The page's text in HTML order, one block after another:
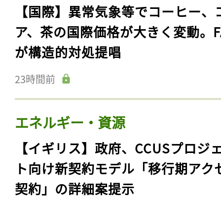
【国際】異常気象等でコーヒー、
ア、茶の国際価格が大きく変動。
が構造的対処提唱
23時間前
エネルギー・資源
【イギリス】政府、CCUSプロジ
ト向け新契約モデル「移行期アク
契約」の詳細案提示